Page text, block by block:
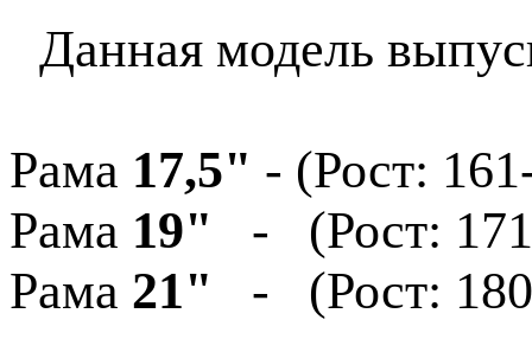
Данная модель
Рама 17,5" - (Рост:
Рама 19" - (Рост:
Рама 21" - (Рост: